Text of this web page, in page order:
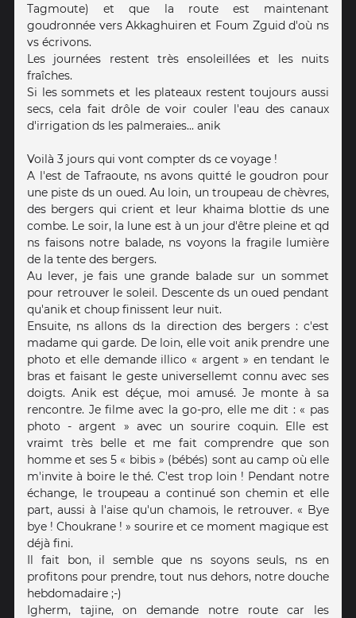
Tagmoute) et que la route est maintenant
goudronnée vers Akkaghuiren et Foum Zguid d'où ns
vs écrivons.
Les journées restent très ensoleillées et les nuits
fraîches.
Si les sommets et les plateaux restent toujours aussi
secs, cela fait drôle de voir couler l'eau des canaux
d'irrigation ds les palmeraies... anik
Voilà 3 jours qui vont compter ds ce voyage !
A l'est de Tafraoute, ns avons quitté le goudron pour
une piste ds un oued. Au loin, un troupeau de chèvres,
des bergers qui crient et leur khaima blottie ds une
combe. Le soir, la lune est à un jour d'être pleine et qd
ns faisons notre balade, ns voyons la fragile lumière
de la tente des bergers.
Au lever, je fais une grande balade sur un sommet
pour retrouver le soleil. Descente ds un oued pendant
qu'anik et choup finissent leur nuit.
Ensuite, ns allons ds la direction des bergers : c'est
madame qui garde. De loin, elle voit anik prendre une
photo et elle demande illico « argent » en tendant le
bras et faisant le geste universellemt connu avec ses
doigts. Anik est déçue, moi amusé. Je monte à sa
rencontre. Je filme avec la go-pro, elle me dit : « pas
photo - argent » avec un sourire coquin. Elle est
vraimt très belle et me fait comprendre que son
homme et ses 5 « bibis » (bébés) sont au camp où elle
m'invite à boire le thé. C'est trop loin ! Pendant notre
échange, le troupeau a continué son chemin et elle
part, aussi à l'aise qu'un chamois, le retrouver. « Bye
bye ! Choukrane ! » sourire et ce moment magique est
déjà fini.
Il fait bon, il semble que ns soyons seuls, ns en
profitons pour prendre, tout nus dehors, notre douche
hebdomadaire ;-)
Igherm, tajine, on demande notre route car les